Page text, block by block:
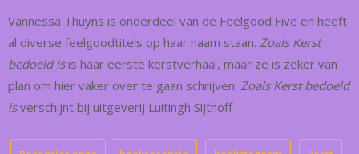
Vannessa Thuyns is onderdeel van de Feelgood Five en heeft
al diverse feelgoodtitels op haar naam staan. Zoals Kerst
bedoeld isis haar eerste kerstverhaal, maar ze is zeker van
plan om hier vaker over te gaan schrijven. Zoals Kerst bedoeld
isverschijnt bij uitgeverij Luitingh Sijthoff